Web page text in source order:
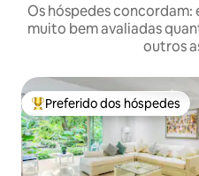
Os hóspedes
muito bem avaliadas
outros
Entre os melhores preferidos
Preferido dos hóspedes